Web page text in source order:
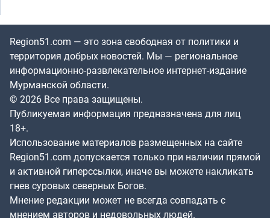
Region51.com — это зона свободная от политики и
территория добрых новостей. Мы — региональное
информационно-развлекательное интернет-издание
Мурманской области.
© 2026 Все права защищены.
Публикуемая информация предназначена для лиц
18+.
Использование материалов размещенных на сайте
Region51.com допускается только при наличии прямой
и активной гиперссылки, иначе вы можете накликать
гнев суровых северных Богов.
Мнение редакции может не всегда совпадать с
мнением авторов и недовольных людей.